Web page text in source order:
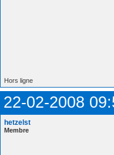
Hors ligne
22-02-2008
hetzelst
Membre